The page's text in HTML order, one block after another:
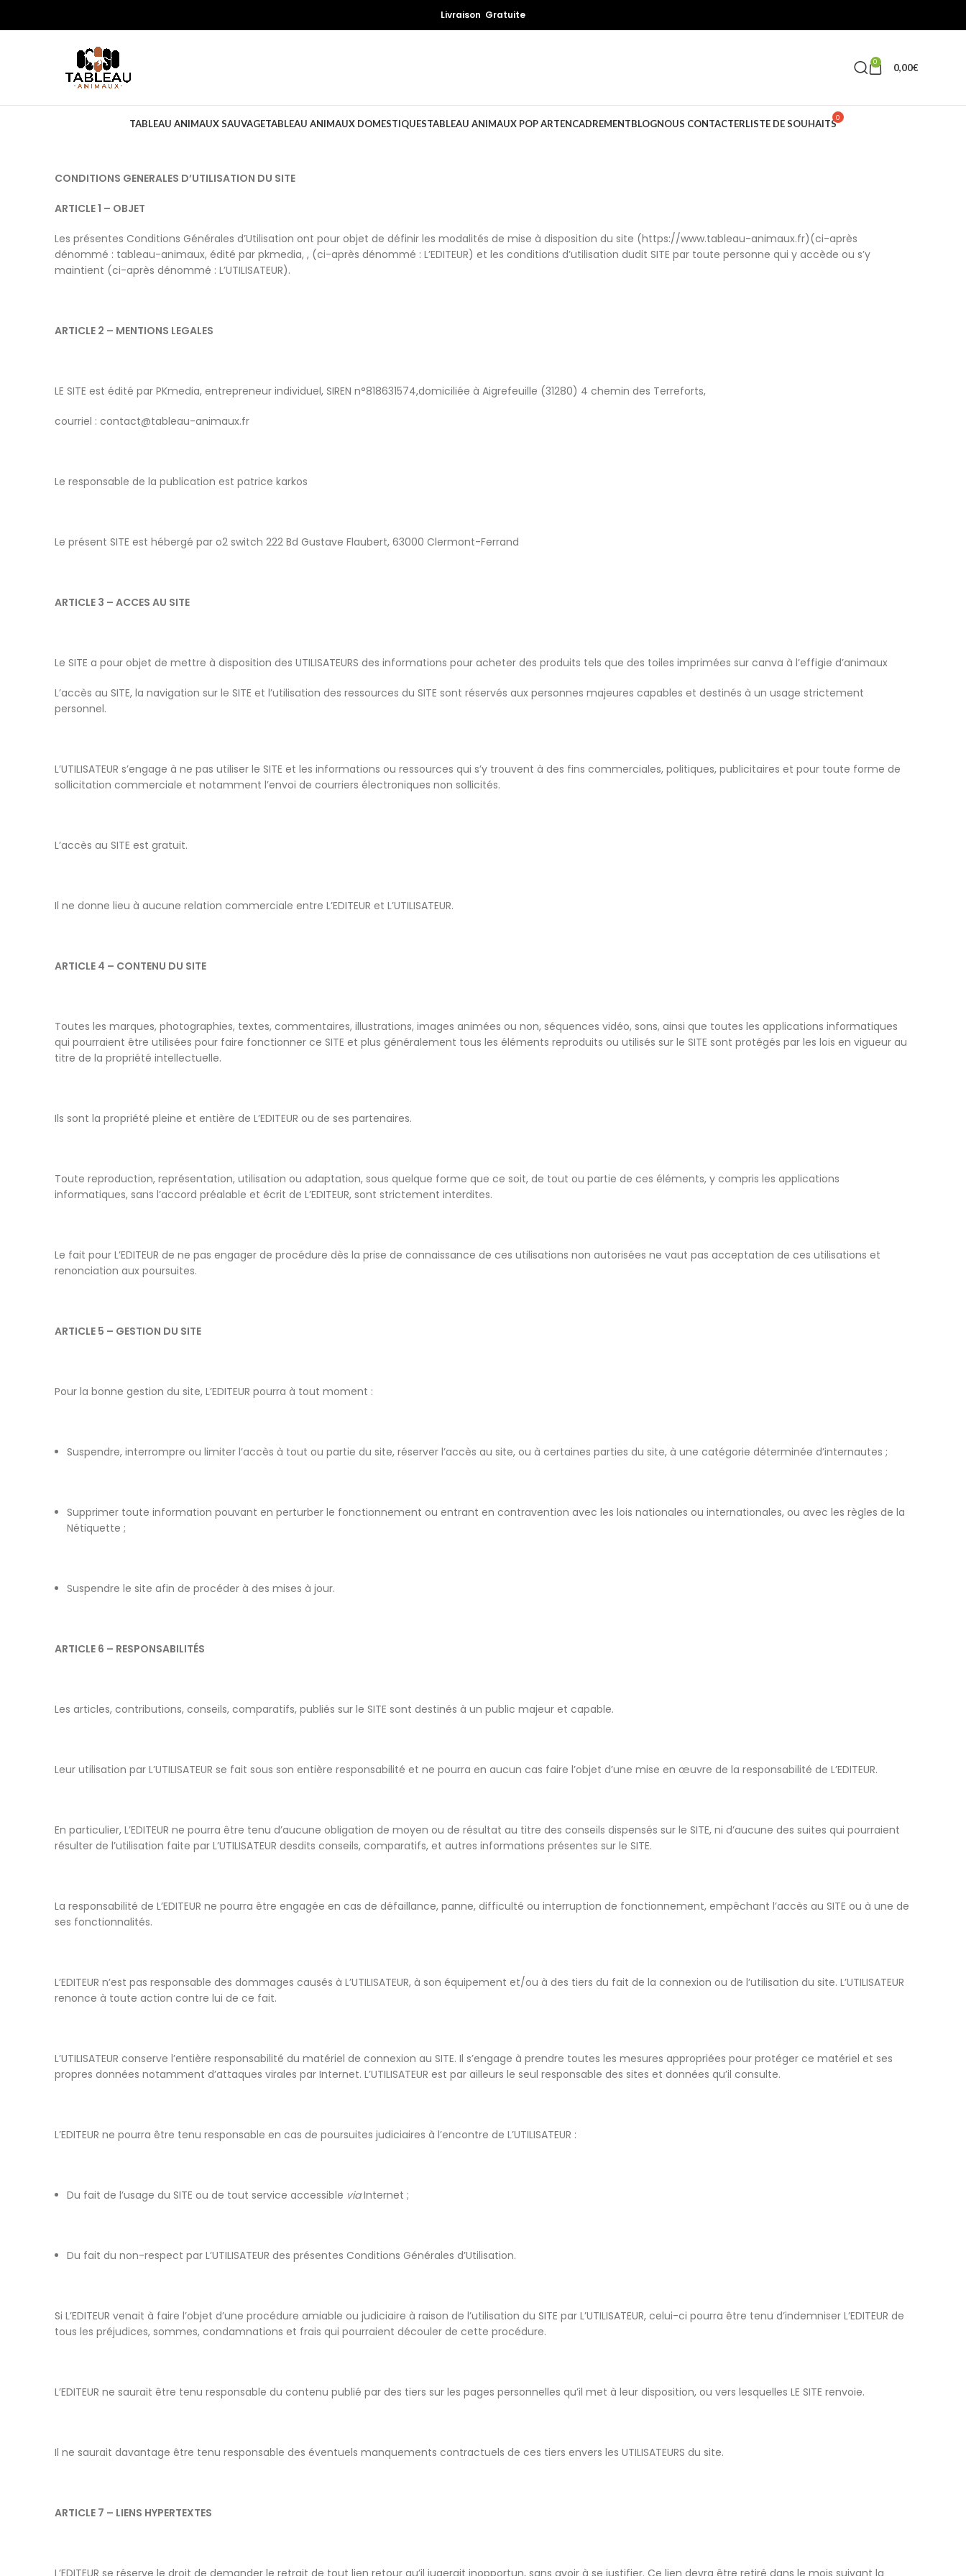
Livraison Gratuite
0 0,00€
TABLEAU ANIMAUX SAUVAGETABLEAU ANIMAUX DOMESTIQUESTABLEAU ANIMAUX POP ARTENCADREMENTBLOGNOUS CONTACTERLISTE DE SOUHAITS
CONDITIONS GENERALES D’UTILISATION DU SITE
ARTICLE 1 – OBJET
Les présentes Conditions Générales d’Utilisation ont pour objet de définir les modalités de mise à disposition du site (https://www.tableau-animaux.fr)(ci-après
dénommé : tableau-animaux, édité par pkmedia, , (ci-après dénommé : L’EDITEUR) et les conditions d’utilisation dudit SITE par toute personne qui y accède ou s’y
maintient (ci-après dénommé : L’UTILISATEUR).
ARTICLE 2 – MENTIONS LEGALES
LE SITE est édité par PKmedia, entrepreneur individuel, SIREN n°818631574,domiciliée à Aigrefeuille (31280) 4 chemin des Terreforts,
courriel : contact@tableau-animaux.fr
Le responsable de la publication est patrice karkos
Le présent SITE est hébergé par o2 switch 222 Bd Gustave Flaubert, 63000 Clermont-Ferrand
ARTICLE 3 – ACCES AU SITE
Le SITE a pour objet de mettre à disposition des UTILISATEURS des informations pour acheter des produits tels que des toiles imprimées sur canva à l’effigie d’animaux
L’accès au SITE, la navigation sur le SITE et l’utilisation des ressources du SITE sont réservés aux personnes majeures capables et destinés à un usage strictement
personnel.
L’UTILISATEUR s’engage à ne pas utiliser le SITE et les informations ou ressources qui s’y trouvent à des fins commerciales, politiques, publicitaires et pour toute forme de
sollicitation commerciale et notamment l’envoi de courriers électroniques non sollicités.
L’accès au SITE est gratuit.
Il ne donne lieu à aucune relation commerciale entre L’EDITEUR et L’UTILISATEUR.
ARTICLE 4 – CONTENU DU SITE
Toutes les marques, photographies, textes, commentaires, illustrations, images animées ou non, séquences vidéo, sons, ainsi que toutes les applications informatiques
qui pourraient être utilisées pour faire fonctionner ce SITE et plus généralement tous les éléments reproduits ou utilisés sur le SITE sont protégés par les lois en vigueur au
titre de la propriété intellectuelle.
Ils sont la propriété pleine et entière de L’EDITEUR ou de ses partenaires.
Toute reproduction, représentation, utilisation ou adaptation, sous quelque forme que ce soit, de tout ou partie de ces éléments, y compris les applications
informatiques, sans l’accord préalable et écrit de L’EDITEUR, sont strictement interdites.
Le fait pour L’EDITEUR de ne pas engager de procédure dès la prise de connaissance de ces utilisations non autorisées ne vaut pas acceptation de ces utilisations et
renonciation aux poursuites.
ARTICLE 5 – GESTION DU SITE
Pour la bonne gestion du site, L’EDITEUR pourra à tout moment :
Suspendre, interrompre ou limiter l’accès à tout ou partie du site, réserver l’accès au site, ou à certaines parties du site, à une catégorie déterminée d’internautes ;
Supprimer toute information pouvant en perturber le fonctionnement ou entrant en contravention avec les lois nationales ou internationales, ou avec les règles de la
Nétiquette ;
Suspendre le site afin de procéder à des mises à jour.
ARTICLE 6 – RESPONSABILITÉS
Les articles, contributions, conseils, comparatifs, publiés sur le SITE sont destinés à un public majeur et capable.
Leur utilisation par L’UTILISATEUR se fait sous son entière responsabilité et ne pourra en aucun cas faire l’objet d’une mise en œuvre de la responsabilité de L’EDITEUR.
En particulier, L’EDITEUR ne pourra être tenu d’aucune obligation de moyen ou de résultat au titre des conseils dispensés sur le SITE, ni d’aucune des suites qui pourraient
résulter de l’utilisation faite par L’UTILISATEUR desdits conseils, comparatifs, et autres informations présentes sur le SITE.
La responsabilité de L’EDITEUR ne pourra être engagée en cas de défaillance, panne, difficulté ou interruption de fonctionnement, empêchant l’accès au SITE ou à une de
ses fonctionnalités.
L’EDITEUR n’est pas responsable des dommages causés à L’UTILISATEUR, à son équipement et/ou à des tiers du fait de la connexion ou de l’utilisation du site. L’UTILISATEUR
renonce à toute action contre lui de ce fait.
L’UTILISATEUR conserve l’entière responsabilité du matériel de connexion au SITE. Il s’engage à prendre toutes les mesures appropriées pour protéger ce matériel et ses
propres données notamment d’attaques virales par Internet. L’UTILISATEUR est par ailleurs le seul responsable des sites et données qu’il consulte.
L’EDITEUR ne pourra être tenu responsable en cas de poursuites judiciaires à l’encontre de L’UTILISATEUR :
Du fait de l’usage du SITE ou de tout service accessible viaInternet ;
Du fait du non-respect par L’UTILISATEUR des présentes Conditions Générales d’Utilisation.
Si L’EDITEUR venait à faire l’objet d’une procédure amiable ou judiciaire à raison de l’utilisation du SITE par L’UTILISATEUR, celui-ci pourra être tenu d’indemniser L’EDITEUR de
tous les préjudices, sommes, condamnations et frais qui pourraient découler de cette procédure.
L’EDITEUR ne saurait être tenu responsable du contenu publié par des tiers sur les pages personnelles qu’il met à leur disposition, ou vers lesquelles LE SITE renvoie.
Il ne saurait davantage être tenu responsable des éventuels manquements contractuels de ces tiers envers les UTILISATEURS du site.
ARTICLE 7 – LIENS HYPERTEXTES
L’EDITEUR se réserve le droit de demander le retrait de tout lien retour qu’il jugerait inopportun, sans avoir à se justifier. Ce lien devra être retiré dans le mois suivant la